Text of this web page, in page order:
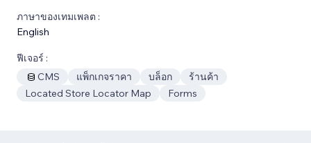
ภาษาของเทมเพลต :
English
ฟีเจอร์ :
CMS
แพ็กเกจราคา บล็อก
ร้านค้า
Located Store Locator Map
Forms